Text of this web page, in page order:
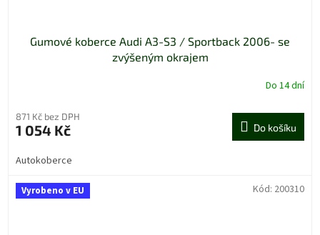
Gumové koberce Audi A3-S3 / Sportback 2006- se
zvýšeným okrajem
Do 14 dní
871 Kč bez DPH
1 054 Kč Do košíku
Autokoberce
Vyrobeno v EU Kód: 200310